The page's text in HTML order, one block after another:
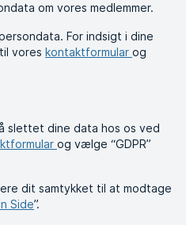
om vores medlemmer.
For indsigt i dine
vores kontaktformular og
slettet dine data hos os ved
og vælge “GDPR”
dit samtykket til at modtage
Side”.